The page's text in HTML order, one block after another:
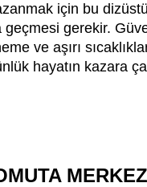
için bu
geçmesi gerekir.
ve aşırı
hayatın kazara